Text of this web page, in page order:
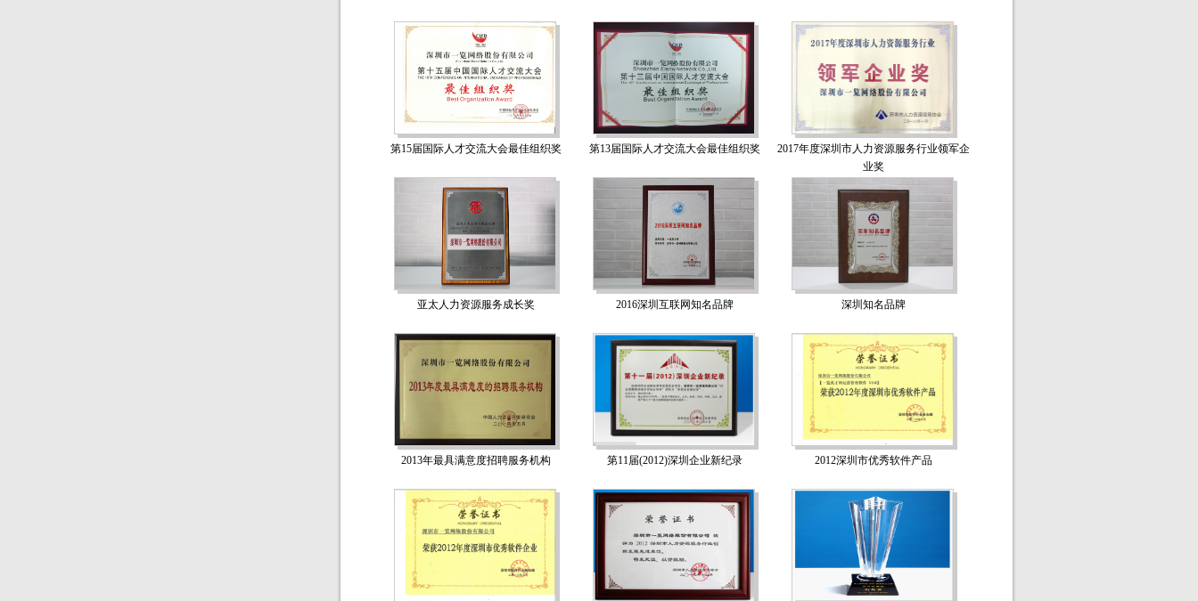
第15届国际人才交流大会最佳组织奖 第13届国际人才交流大会最佳组织奖
2017年度深圳市人力资源服务行业领军企
业奖
亚太人力资源服务成长奖 2016深圳互联网知名品牌 深圳知名品牌
2013年最具满意度招聘服务机构 第11届(2012)深圳企业新纪录 2012深圳市优秀软件产品